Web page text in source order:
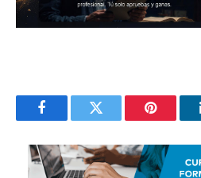
FacebookTwitter Pinterest